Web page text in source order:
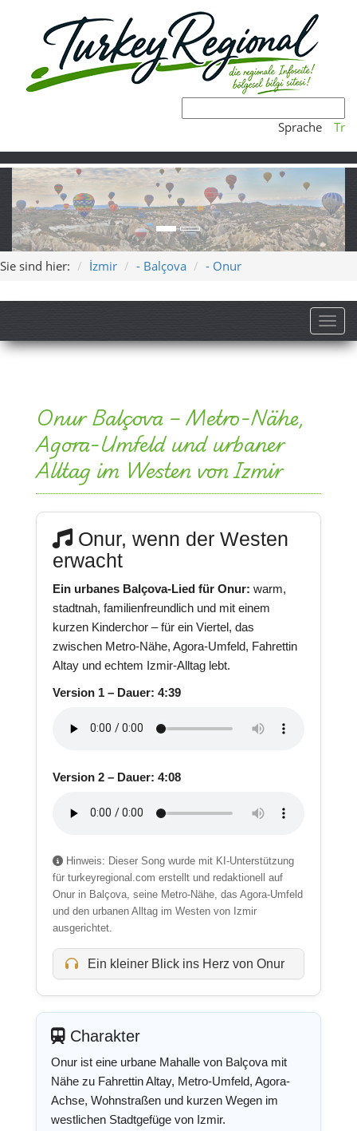
Sprache Tr
Sie sind hier: İzmir - Balçova - Onur
Onur Balçova – Metro-Nähe,
Agora-Umfeld und urbaner
Alltag im Westen von Izmir
Onur, wenn der Westen
erwacht
Ein urbanes Balçova-Lied für Onur: warm,
stadtnah, familienfreundlich und mit einem
kurzen Kinderchor – für ein Viertel, das
zwischen Metro-Nähe, Agora-Umfeld, Fahrettin
Altay und echtem Izmir-Alltag lebt.
Version 1 – Dauer: 4:39
Version 2 – Dauer: 4:08
Hinweis: Dieser Song wurde mit KI-Unterstützung
für turkeyregional.com erstellt und redaktionell auf
Onur in Balçova, seine Metro-Nähe, das Agora-Umfeld
und den urbanen Alltag im Westen von Izmir
ausgerichtet.
Ein kleiner Blick ins Herz von Onur
Charakter
Onur ist eine urbane Mahalle von Balçova mit
Nähe zu Fahrettin Altay, Metro-Umfeld, Agora-
Achse, Wohnstraßen und kurzen Wegen im
westlichen Stadtgefüge von Izmir.